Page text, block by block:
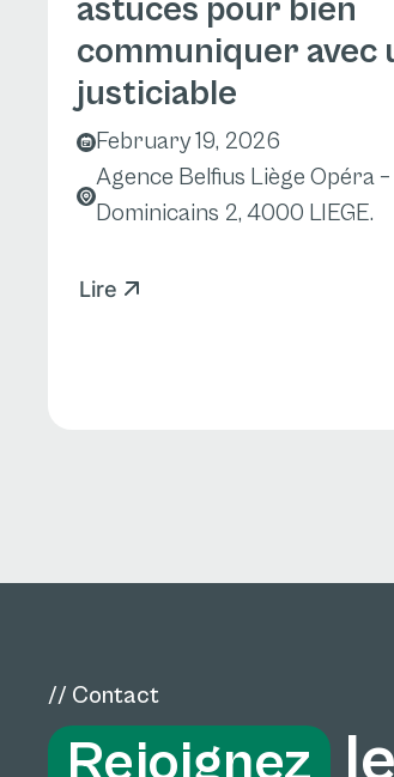
astuces pour bien
communiquer avec
justiciable
February 19, 2026
Agence Belfius Liège Opéra –
Dominicains 2, 4000 LIEGE.
Lire
// Contact
Rejoignez